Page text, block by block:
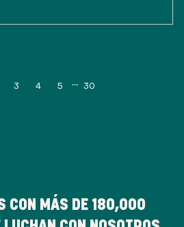
3 4 5 30
CON MÁS DE 180,000